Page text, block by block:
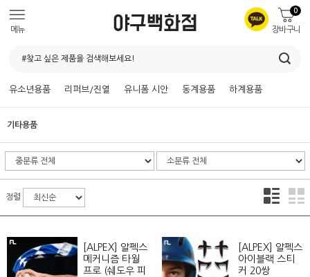
메뉴 장바구니
0
유소년용품 리퍼브/진열 유니폼 시안 동계용품 하계용품
기타용품
정렬
[ALPEX] 알펙스
메커니즘 타월
프로 (쉐도우 피
[ALPEX] 알펙스
아이블랙 스티
커 20쌍